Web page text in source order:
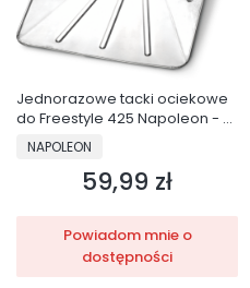
Jednorazowe tacki ociekowe
do Freestyle 425 Napoleon - 3
sztuki - 62029
PRODUCENT
NAPOLEON
Cena
59,99 zł
Powiadom mnie o
dostępności